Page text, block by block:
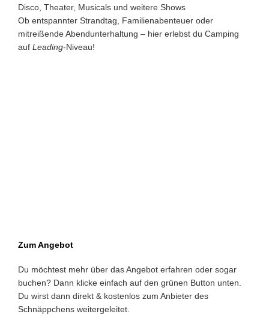
Disco, Theater, Musicals und weitere Shows
Ob entspannter Strandtag, Familienabenteuer oder
mitreißende Abendunterhaltung – hier erlebst du Camping
auf Leading-Niveau!
Zum Angebot
Du möchtest mehr über das Angebot erfahren oder sogar
buchen? Dann klicke einfach auf den grünen Button unten.
Du wirst dann direkt & kostenlos zum Anbieter des
Schnäppchens weitergeleitet.